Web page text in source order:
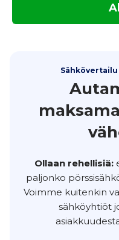
Ollaan rehellisiä:
paljonko
Voimme kuitenkin
sähköyhtiöt